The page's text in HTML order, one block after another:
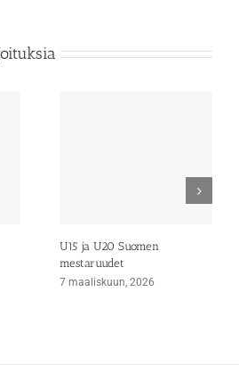
U15 ja U20 Suomen
mestaruudet
7 maaliskuun, 2026